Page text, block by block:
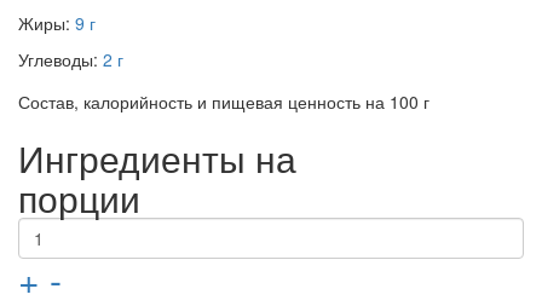
Жиры: 9 г
Углеводы: 2 г
Состав, калорийность и пищевая ценность на 100 г
Ингредиенты на
порции
+ -